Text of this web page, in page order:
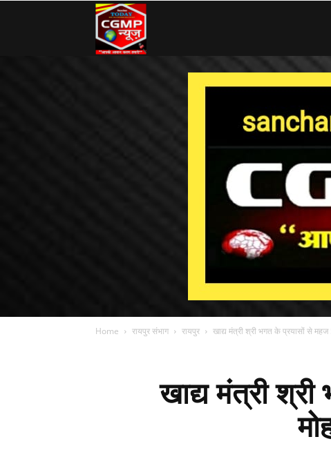
Home रायपुर संभाग रायपुर खाद्य मंत्री श्री भगत के प्रयासों से महज
खाद्य मंत्री